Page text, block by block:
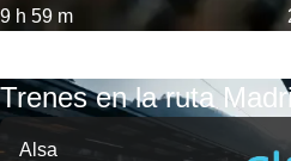
9 h 59 m
Trenes en la ruta
Alsa